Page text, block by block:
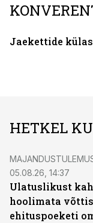
Jaekettide
HETKEL
05.08.26, 14:37
Ulatuslikust
hoolimata
ehituspoeketi